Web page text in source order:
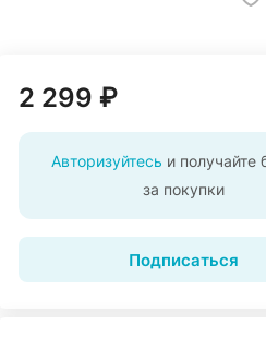
2 299 ₽
Авторизуйтесь и получайте
за покупки
Подписаться